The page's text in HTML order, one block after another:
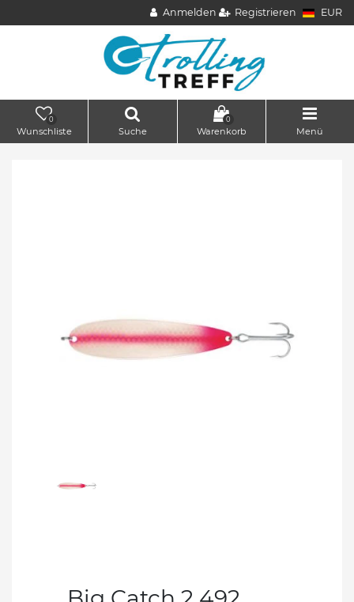
Anmelden Registrieren EUR
0
Wunschliste Suche
0
Warenkorb Menü